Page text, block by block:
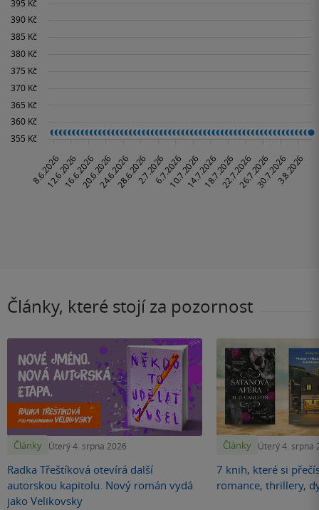
Články, které stojí za pozornost
Články Úterý 4. srpna 2026
Radka Třeštíková otevírá další
autorskou kapitolu. Nový román vydá
jako Velikovsky
Články Úterý 4. srpna
7 knih, které si
romance, thrillery,